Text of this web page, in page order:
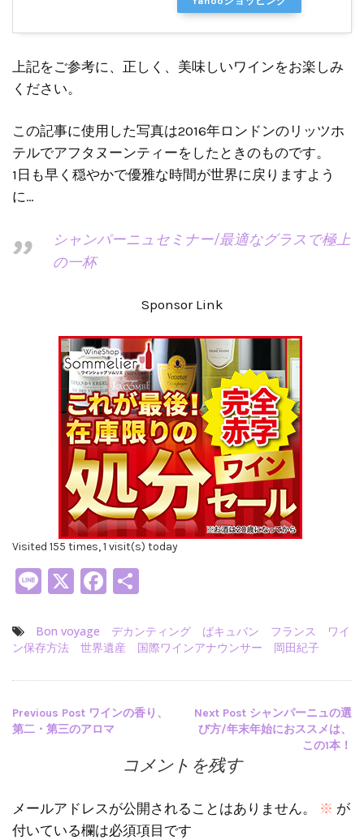
上記をご参考に、正しく、美味しいワインをお楽しみ
ください。
この記事に使用した写真は2016年ロンドンのリッツホ
テルでアフタヌーンティーをしたときのものです。
1日も早く穏やかで優雅な時間が世界に戻りますよう
に…
シャンパーニュセミナー/最適なグラスで極上
の一杯
Sponsor Link
Visited 155 times, 1 visit(s) today
Line
X Facebook
Bon voyage デカンティング ばキュバン フランス
ワイ
ン保存方法
世界遺産 国際ワインアナウンサー 岡田紀子
投
ビ
Previous Post ワインの香り、
第二・第三のアロマ
Next Post シャンパーニュの選
び方/年末年始におススメは、
この1本！
コメントを残す
メールアドレスが公開されることはありません。 ※ が
付いている欄は必須項目です